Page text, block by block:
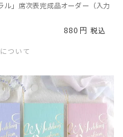
ル」席次表完成品オーダー（入力
880 税込
ついて